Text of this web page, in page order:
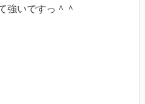
強いですっ＾＾